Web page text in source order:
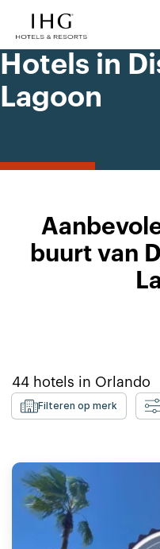
Hotels in
Lagoon
buurt van
44 hotels in Orlando
Filteren op merk